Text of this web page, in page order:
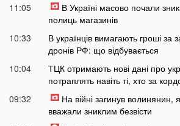
11:05
В Україні масово почали
полиць магазинів
10:33
В українців вимагають гроші за
дронів РФ: що відбувається
10:04
ТЦК отримають нові дані про
потраплять навіть ті, хто за
09:32
На війні загинув волинянин,
вважали зниклим безвісти